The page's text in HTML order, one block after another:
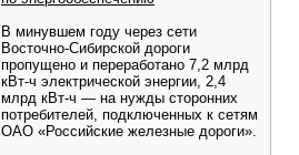
В минувшем году через сети
Восточно-Сибирской дороги
пропущено и переработано 7,2 млрд
кВт-ч электрической энергии, 2,4
млрд кВт-ч — на нужды сторонних
потребителей, подключенных к сетям
ОАО «Российские железные дороги».